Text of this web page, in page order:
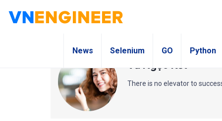
News Selenium GO Python
Vũ Ngọc Kết
There is no elevator to